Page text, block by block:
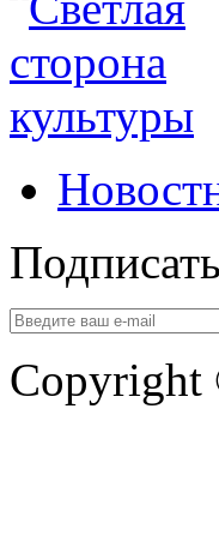
Copyright